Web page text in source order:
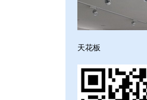
天花板